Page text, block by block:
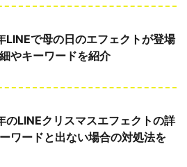
LINEで母の日のエフェクトが登場
やキーワードを紹介
のLINEクリスマスエフェクトの詳
ワードと出ない場合の対処法を